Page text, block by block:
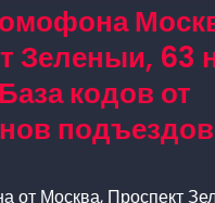
Зеленыи, 63
кодов от
подъездов
от Москва, Проспект